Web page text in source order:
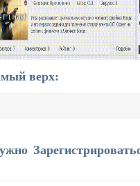
верх: